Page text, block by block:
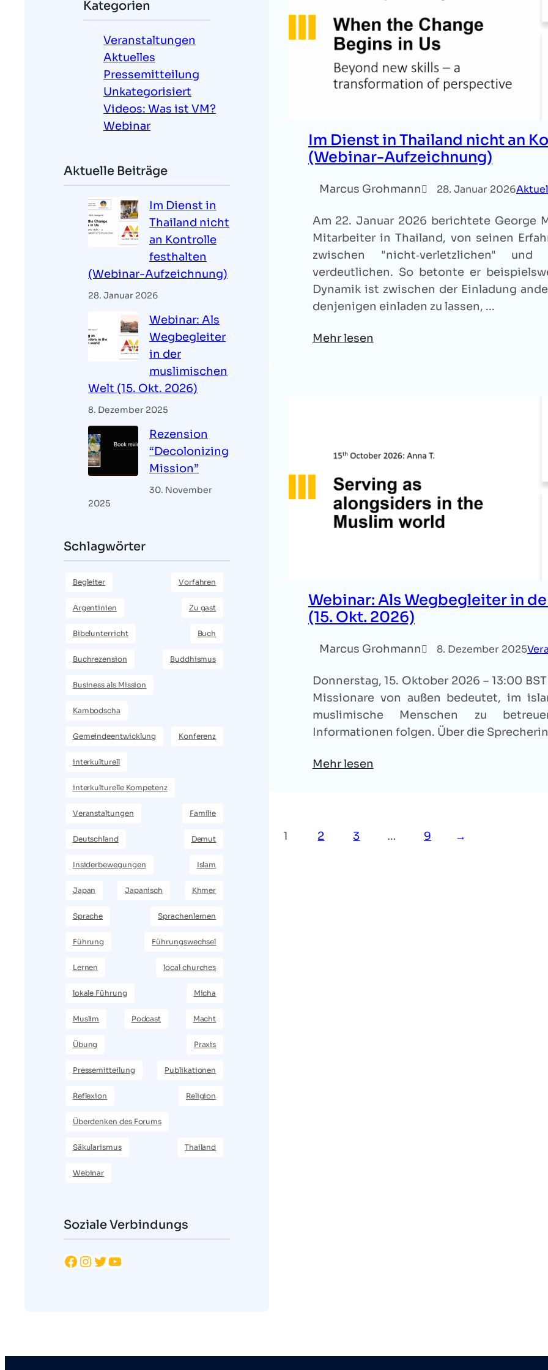
Kategorien
Veranstaltungen
Aktuelles
Pressemitteilung
Unkategorisiert
Videos: Was ist VM?
Webinar
Aktuelle Beiträge
Im Dienst in
Thailand nicht
an Kontrolle
festhalten
(Webinar-Aufzeichnung)
28. Januar 2026
Webinar: Als
Wegbegleiter
in der
muslimischen
Welt (15. Okt. 2026)
8. Dezember 2025
Rezension
“Decolonizing
Mission”
30. November
2025
Schlagwörter
Begleiter Vorfahren
Argentinien Zu gast
Bibelunterricht Buch
Buchrezension Buddhismus
Business als Mission
Kambodscha
Gemeindeentwicklung Konferenz
interkulturell
interkulturelle Kompetenz
Veranstaltungen Familie
Deutschland Demut
Insiderbewegungen Islam
Japan Japanisch Khmer
Sprache Sprachenlernen
Führung Führungswechsel
Lernen local churches
lokale Führung Micha
Muslim Podcast Macht
Übung Praxis
Pressemitteilung Publikationen
Reflexion Religion
Überdenken des Forums
Säkularismus Thailand
Webinar
Soziale Verbindungs
Facebook Instagram Twitter YouTube
Im Dienst in Thailand nicht an
(Webinar-Aufzeichnung)
Marcus Grohmann 28. Januar 2026
Am 22. Januar 2026 berichtete George
Mitarbeiter in Thailand, von seinen
zwischen "nicht‑verletzlichen" und
verdeutlichen. So betonte er
Dynamik ist zwischen der Einladung
denjenigen einladen zu lassen, ...
Mehr lesen
Webinar: Als Wegbegleiter in
(15. Okt. 2026)
Marcus Grohmann 8. Dezember 2025
Donnerstag, 15. Oktober 2026 – 13:00
Missionare von außen bedeutet, im
muslimische Menschen zu
Informationen folgen. Über die
Mehr lesen
1 2 3 … 9 →